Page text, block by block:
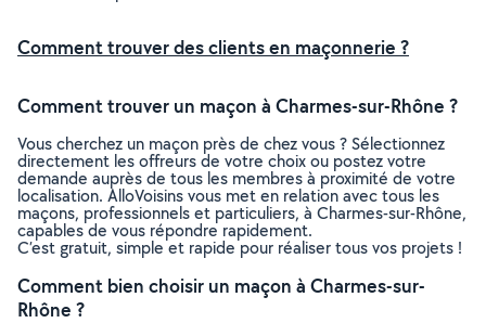
Comment trouver des clients en maçonnerie ?
Comment trouver un maçon à Charmes-sur-Rhône ?
Vous cherchez un maçon près de chez vous ? Sélectionnez
directement les offreurs de votre choix ou postez votre
demande auprès de tous les membres à proximité de votre
localisation. AlloVoisins vous met en relation avec tous les
maçons, professionnels et particuliers, à Charmes-sur-Rhône,
capables de vous répondre rapidement.
C’est gratuit, simple et rapide pour réaliser tous vos projets !
Comment bien choisir un maçon à Charmes-sur-
Rhône ?